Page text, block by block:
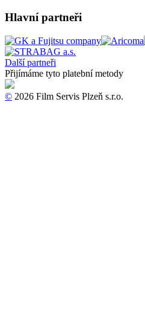
Hlavní partneři
Další partneři
Přijímáme tyto platební metody
© 2026 Film Servis Plzeň s.r.o.